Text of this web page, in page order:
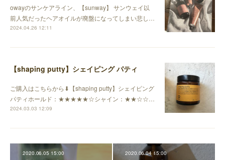
owayのサンケアライン、【sunway】 サンウェイ以
前人気だったヘアオイルが廃盤になってしまい悲し…
2024.04.26 12:11
【shaping putty】シェイピング パティ
ご購入はこちらから⬇︎【shaping putty】シェイピング
パティホールド：★★★★★☆シャイン：★★☆☆…
2024.03.03 12:09
2020.06.05 15:00 2020.06.04 15:00